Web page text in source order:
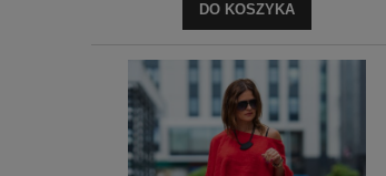
DO KOSZYKA